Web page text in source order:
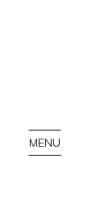
MENU